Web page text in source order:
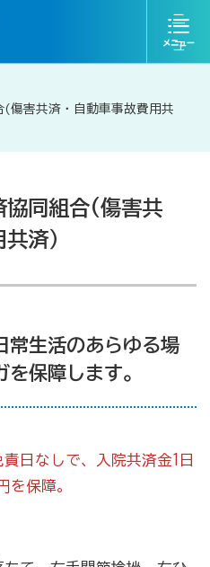
ニ
ュ
傷害共済・自動車事故費用共
協同組合(傷害共
済）
常生活のあらゆる場
保障します。
責日なしで、入院共済金1日
を保障。
度
・融資の3つの備え（商工